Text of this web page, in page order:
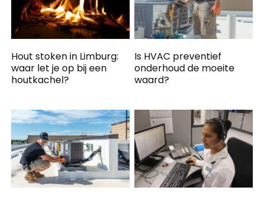
Hout stoken in Limburg:
waar let je op bij een
houtkachel?
Is HVAC preventief
onderhoud de moeite
waard?